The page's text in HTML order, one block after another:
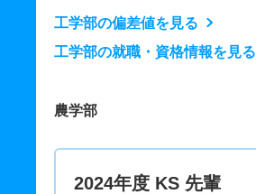
工学部の偏差値を見る
工学部の就職・資格情報を見る
農学部
2024年度 KS 先輩